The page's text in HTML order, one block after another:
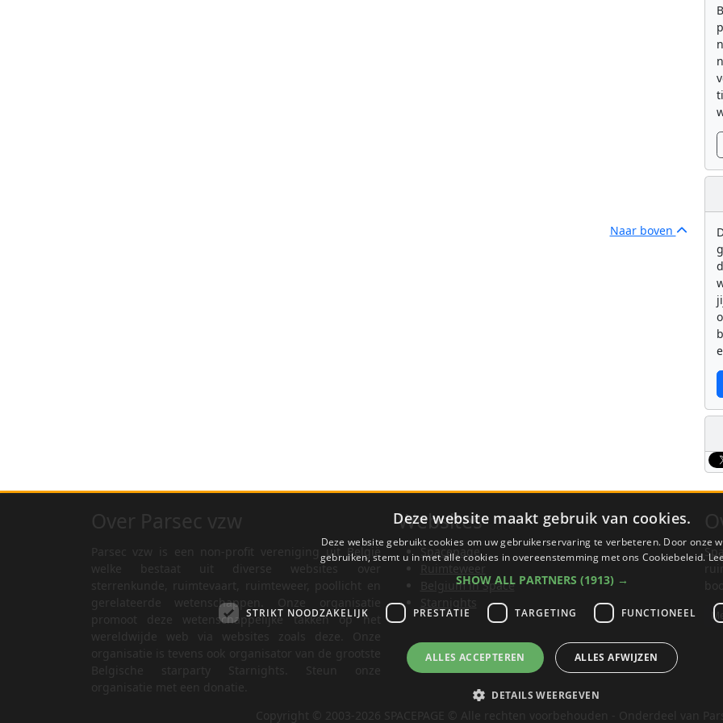
Naar boven
Parsec vzw is een non-profit vereniging uit België
welke bestaat uit diverse websites over
gerelateerde wetenschappen. Onze organisatie
promoot deze wetenschappelijke takken op het
Websites
Spacepage
Belgium in Space
Deze website maakt gebruik van cookies.
Deze website gebruikt cookies om uw gebruikerservaring te verbeteren. Door onze
gebruiken, stemt u in met alle cookies in overeenstemming met ons Cookiebeleid.
SHOW ALL PARTNERS (1913) →
STRIKT NOODZAKELIJK PRESTATIE TARGETING FUNCTIONEEL
ALLES ACCEPTEREN ALLES AFWIJZEN
DETAILS WEERGEVEN